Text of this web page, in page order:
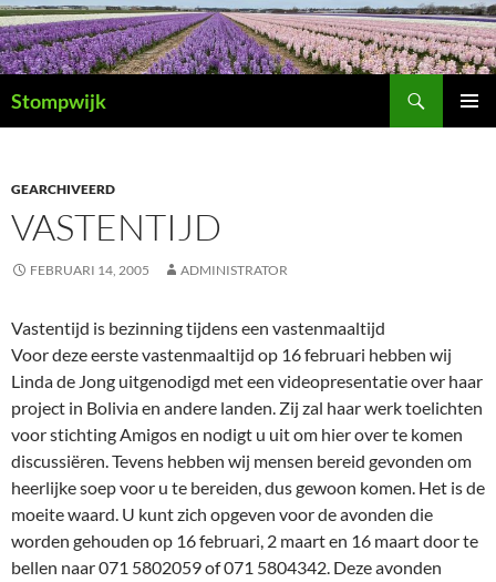
Ga
naar
de
inhoud
Stompwijk
GEARCHIVEERD
VASTENTIJD
FEBRUARI 14, 2005 ADMINISTRATOR
Vastentijd is bezinning tijdens een vastenmaaltijd
Voor deze eerste vastenmaaltijd op 16 februari hebben wij
Linda de Jong uitgenodigd met een videopresentatie over haar
project in Bolivia en andere landen. Zij zal haar werk toelichten
voor stichting Amigos en nodigt u uit om hier over te komen
discussiëren. Tevens hebben wij mensen bereid gevonden om
heerlijke soep voor u te bereiden, dus gewoon komen. Het is de
moeite waard. U kunt zich opgeven voor de avonden die
worden gehouden op 16 februari, 2 maart en 16 maart door te
bellen naar 071 5802059 of 071 5804342. Deze avonden